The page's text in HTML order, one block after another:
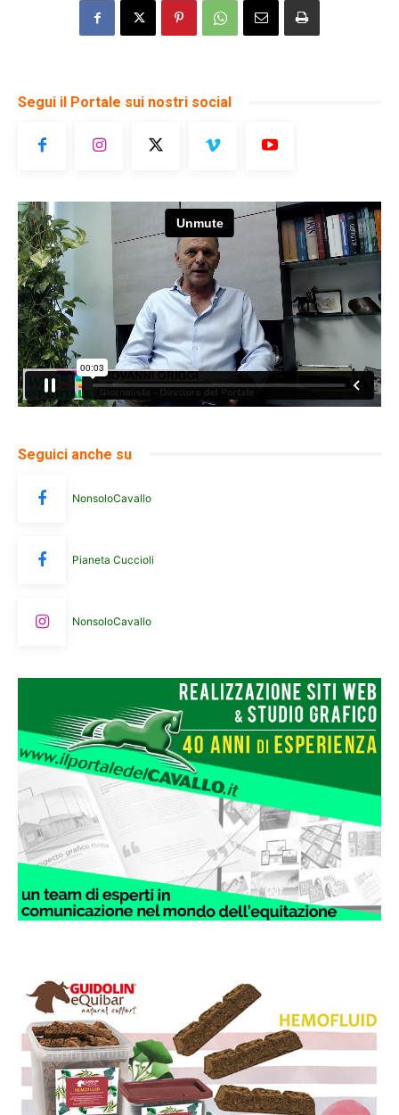
Segui il Portale sui nostri social
Seguici anche su
NonsoloCavallo
Pianeta Cuccioli
NonsoloCavallo